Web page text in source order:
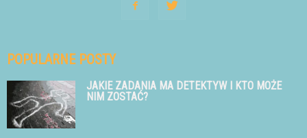
POPULARNE POSTY
JAKIE ZADANIA MA DETEKTYW I KTO MOŻE
NIM ZOSTAĆ?